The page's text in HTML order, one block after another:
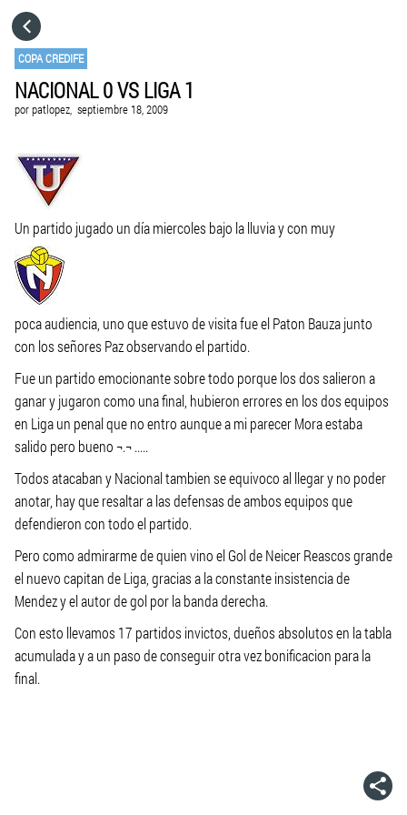
COPA CREDIFE
NACIONAL 0 VS LIGA 1
porpatlopez, septiembre 18, 2009
Un partido jugado un día miercoles bajo la lluvia y con muy
poca audiencia, uno que estuvo de visita fue el Paton Bauza junto
con los señores Paz observando el partido.
Fue un partido emocionante sobre todo porque los dos salieron a
ganar y jugaron como una final, hubieron errores en los dos equipos
en Liga un penal que no entro aunque a mi parecer Mora estaba
salido pero bueno ¬.¬ .....
Todos atacaban y Nacional tambien se equivoco al llegar y no poder
anotar, hay que resaltar a las defensas de ambos equipos que
defendieron con todo el partido.
Pero como admirarme de quien vino el Gol de Neicer Reascos grande
el nuevo capitan de Liga, gracias a la constante insistencia de
Mendez y el autor de gol por la banda derecha.
Con esto llevamos 17 partidos invictos, dueños absolutos en la tabla
acumulada y a un paso de conseguir otra vez bonificacion para la
final.
CATEGORÍAS